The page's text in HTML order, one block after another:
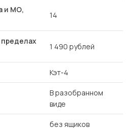
и МО,
14
1 490 рублей
Кэт-4
В разобранном
виде
без ящиков